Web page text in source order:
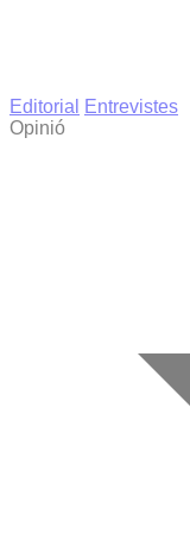
Editorial
Entrevistes
Opinió